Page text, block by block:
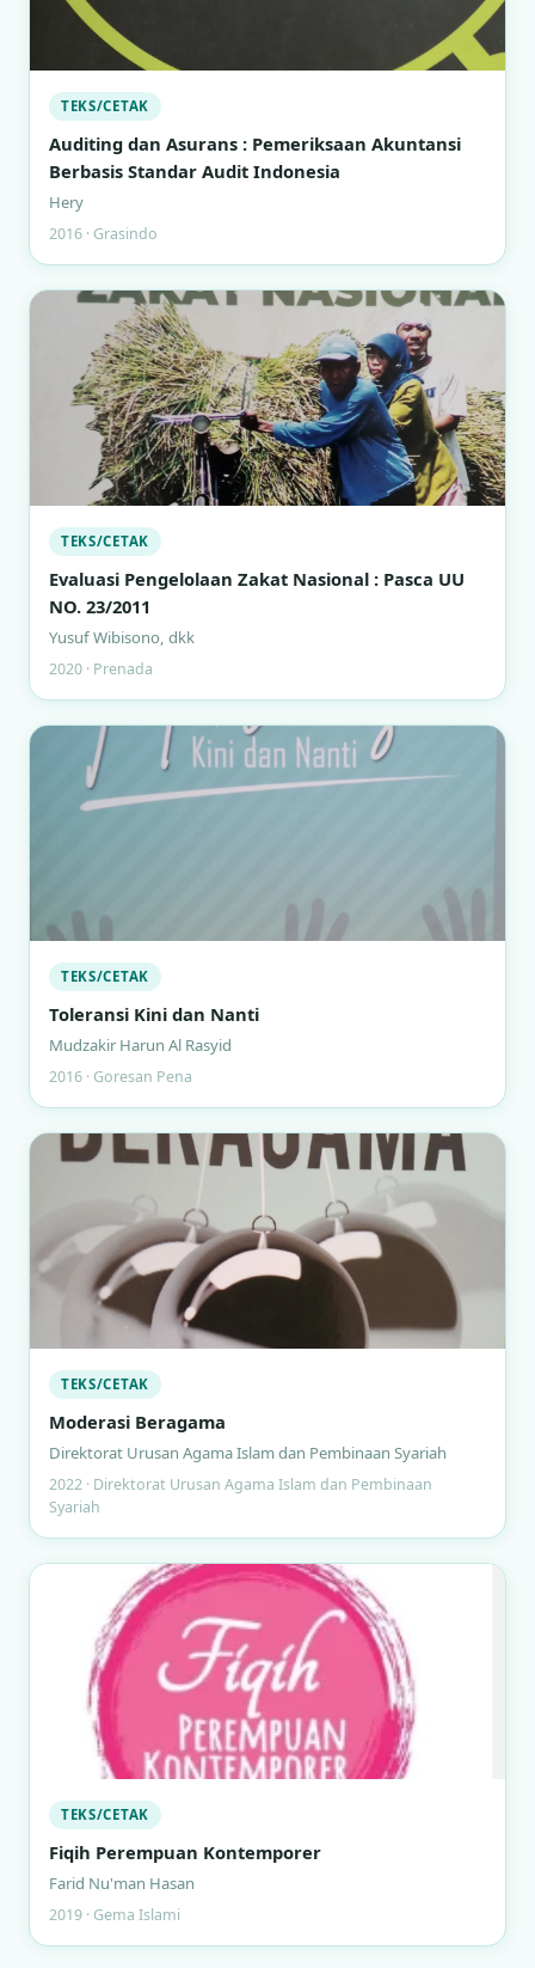
TEKS/CETAK
Auditing dan Asurans : Pemeriksaan Akuntansi
Berbasis Standar Audit Indonesia
Hery
2016 · Grasindo
TEKS/CETAK
Evaluasi Pengelolaan Zakat Nasional : Pasca UU
NO. 23/2011
Yusuf Wibisono, dkk
2020 · Prenada
TEKS/CETAK
Toleransi Kini dan Nanti
Mudzakir Harun Al Rasyid
2016 · Goresan Pena
TEKS/CETAK
Moderasi Beragama
Direktorat Urusan Agama Islam dan Pembinaan Syariah
2022 · Direktorat Urusan Agama Islam dan Pembinaan
Syariah
TEKS/CETAK
Fiqih Perempuan Kontemporer
Farid Nu'man Hasan
2019 · Gema Islami